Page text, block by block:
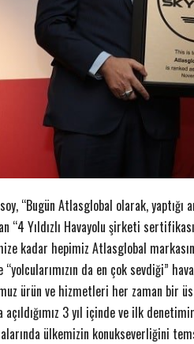
“Bugün Atlasglobal olarak,
“4 Yıldızlı Havayolu şirketi
kadar hepimiz Atlasglobal
“yolcularımızın da en çok sevdiği”
ürün ve hizmetleri her zaman bir
açıldığımız 3 yıl içinde ve ilk
ülkemizin konukseverliğini